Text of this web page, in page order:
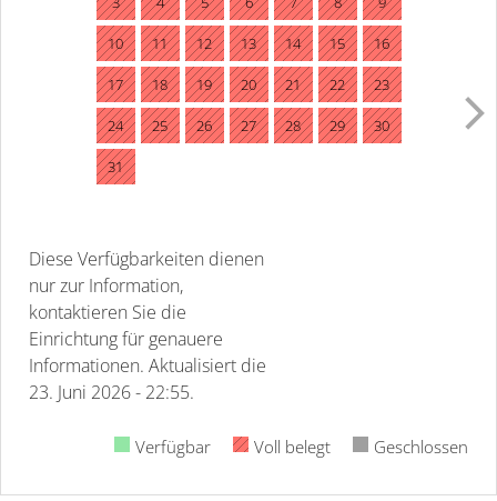
10 11 12 13 14 15 16
17 18 19 20 21 22 23
24 25 26 27 28 29 30
31
Diese Verfügbarkeiten dienen
nur zur Information,
kontaktieren Sie die
Einrichtung für genauere
Informationen. Aktualisiert die
23. Juni 2026 - 22:55.
Verfügbar Voll belegt Geschlossen